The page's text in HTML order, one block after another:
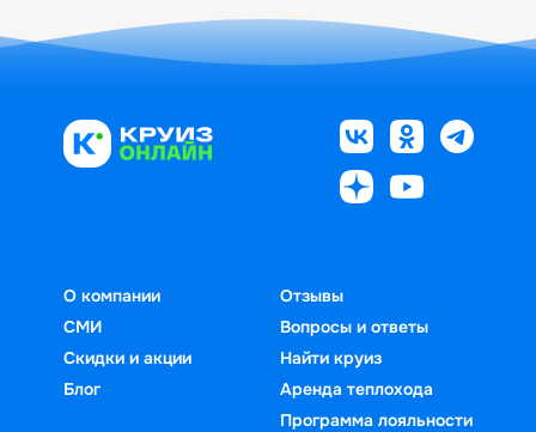
О компании
СМИ
Скидки и акции
Блог
Отзывы
Вопросы и ответы
Найти круиз
Аренда теплохода
Программа лояльности